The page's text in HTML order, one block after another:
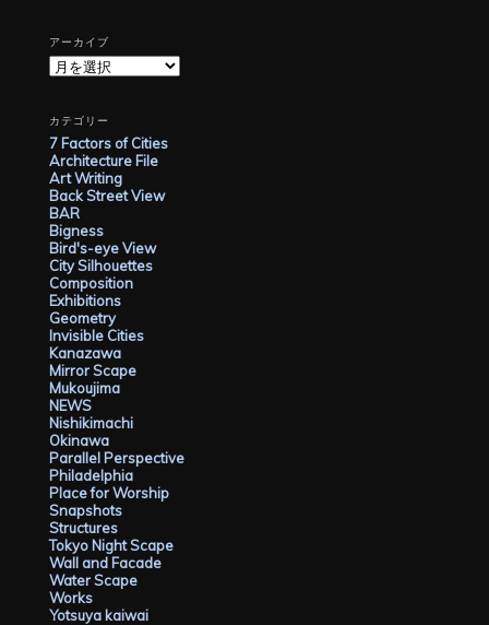
アーカイブ
ア
ー
イ
ブ
カテゴリー
7 Factors of Cities
Architecture File
Art Writing
Back Street View
BAR
Bigness
Bird's-eye View
City Silhouettes
Composition
Exhibitions
Geometry
Invisible Cities
Kanazawa
Mirror Scape
Mukoujima
NEWS
Nishikimachi
Okinawa
Parallel Perspective
Philadelphia
Place for Worship
Snapshots
Structures
Tokyo Night Scape
Wall and Facade
Water Scape
Works
Yotsuya kaiwai